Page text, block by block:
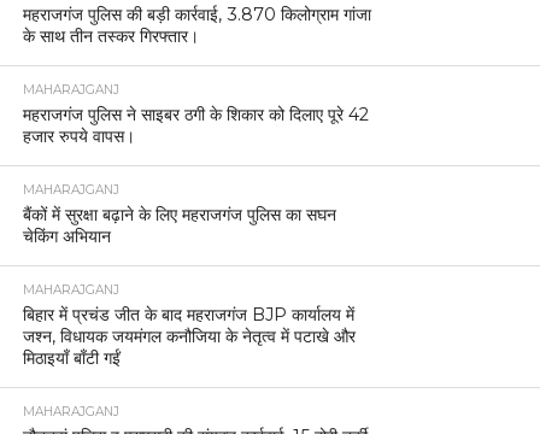
महराजगंज पुलिस की बड़ी कार्रवाई, 3.870 किलोग्राम गांजा
के साथ तीन तस्कर गिरफ्तार।
MAHARAJGANJ
महराजगंज पुलिस ने साइबर ठगी के शिकार को दिलाए पूरे 42
हजार रुपये वापस।
MAHARAJGANJ
बैंकों में सुरक्षा बढ़ाने के लिए महराजगंज पुलिस का सघन
चेकिंग अभियान
MAHARAJGANJ
बिहार में प्रचंड जीत के बाद महराजगंज BJP कार्यालय में
जश्न, विधायक जयमंगल कनौजिया के नेतृत्व में पटाखे और
मिठाइयाँ बाँटी गईं
MAHARAJGANJ